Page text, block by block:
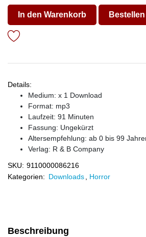
In den Warenkorb Bestellen
Details:
Medium: x 1 Download
Format: mp3
Laufzeit: 91 Minuten
Fassung: Ungekürzt
Altersempfehlung: ab 0 bis 99
Verlag: R & B Company
SKU: 9110000086216
Kategorien: Downloads Horror
Beschreibung